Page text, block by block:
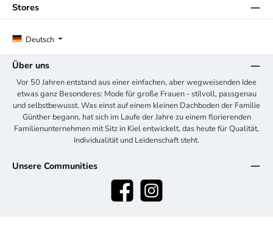
Deutsch
Stores
Über uns
Vor 50 Jahren entstand aus einer einfachen, aber wegweisenden Idee
etwas ganz Besonderes: Mode für große Frauen - stilvoll, passgenau
und selbstbewusst. Was einst auf einem kleinen Dachboden der Familie
Günther begann, hat sich im Laufe der Jahre zu einem florierenden
Familienunternehmen mit Sitz in Kiel entwickelt, das heute für Qualität,
Individualität und Leidenschaft steht.
Unsere Communities
Facebook Instagram